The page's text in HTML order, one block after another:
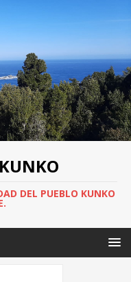
DEL PUEBLO KUNKO